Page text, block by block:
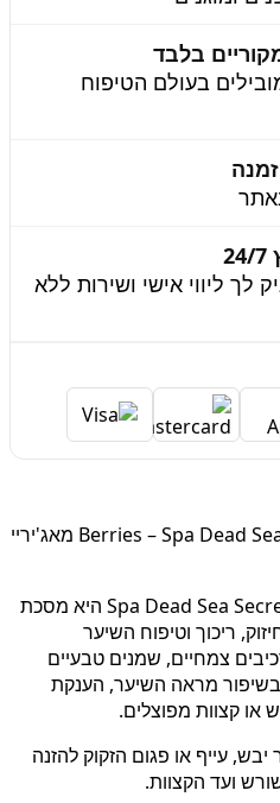
בלבד
בעולם הטיפוח
לך ליווי אישי ושירות ללא
מסכת שיער Berries – Spa Dead Sea Secret Magiray מאג'יריי
מסכת שיער מאג'יריי מסדרת Spa Dead Sea Secret היא מסכת
ריכוך וטיפוח השיער
צמחיים, שמנים טבעיים
מראה השיער, הענקת
או קצוות מפוצלים.
עייף או פגום הזקוק להזנה
ועד הקצוות.